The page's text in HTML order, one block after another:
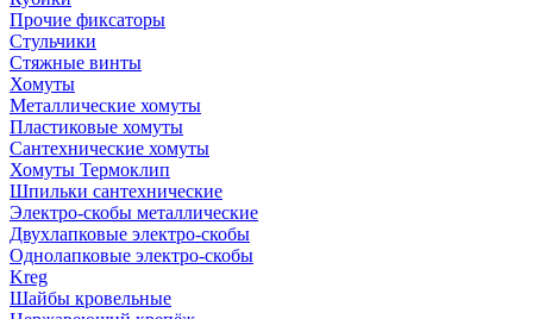
Прочие фиксаторы
Стульчики
Стяжные винты
Хомуты
Металлические хомуты
Пластиковые хомуты
Сантехнические хомуты
Хомуты Термоклип
Шпильки сантехнические
Электро-скобы металлические
Двухлапковые электро-скобы
Однолапковые электро-скобы
Kreg
Шайбы кровельные